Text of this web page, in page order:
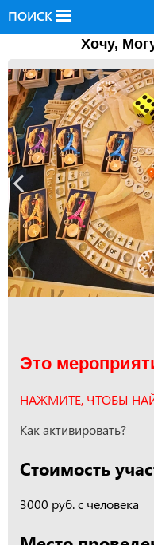
ПОИСК
Хочу,
Это
НАЖМИТЕ, ЧТОБЫ
Как активировать?
Стоимость
3000 руб. с человека